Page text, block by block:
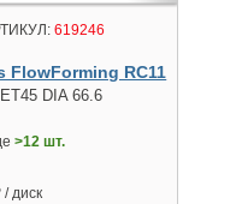
619246
FlowForming RC11
DIA 66.6
>12 шт.
/ диск